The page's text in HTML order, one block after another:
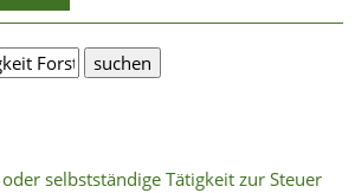
selbstständige Tätigkeit zur Steuer